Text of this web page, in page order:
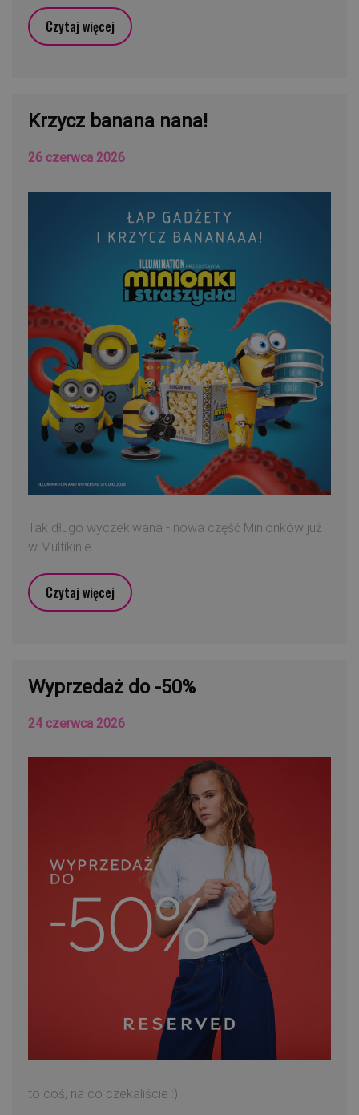
Czytaj więcej
Krzycz banana nana!
26 czerwca 2026
Tak długo wyczekiwana - nowa część Minionków już
w Multikinie
Czytaj więcej
Wyprzedaż do -50%
24 czerwca 2026
to coś, na co czekaliście :)